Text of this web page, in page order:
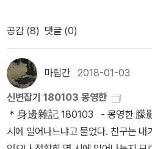
발견이 모두 같은 해에 일어났다고
라틴어로는 ‘아누스 미라빌리스’, 즉 ‘
는 꽤 오랜 세월이 걸린다. 그러나 뉴
어, 영향력을 가지고 뉴턴을 따르는 케
12년에 케임브리지대학에서 연구년을
에는 아직도 뉴턴을 ‘학문의 신’처럼
고 전한다. 또한 뉴턴을 찬미하는 에
여 책에 실었고, 뉴턴이 당시 사회적
입된 ‘공리 체계’와 같은 방식으로 ‘
칙’을 공리로 세운 다음, 그것을 기초
다룬 <자연철학의 수학적 원리>를
클리드가 <기하원론>, 톨레미가 <알
로 고대 학문을 근대 학문으로 탈바꿈
을 과학의 언어’라고 하는데, 수학이 갖
학이나 공학, 사회과학에 이르기까지
수단이기 때문이다. 쉽게 말해 공리
현실의 실생활에 당장 쓸모가 있는
이론이 맞기 때문에 그를 위대한 과학
위대한 과학자로 만들었다. 뉴턴이 위
어난 업적도 업적이지만, 영국이라는
학문 숭배가 그를 위대한 과학자로 만
국이라는 학문적 뒷배가 없었다면 그
있었을까. 뉴턴과 같이 미적분을 발명
를 받은 것과 비교하면, 영국이라는
젠가는 서구에도 체계적으로 소개될
으로 흥미롭긴 하므로. 우리가 (그 사
일컬어 과학이라 하지 않고, (오스트
지오반니 아리기의 '체계적 축적순환'
기본적 사고틀을 제공하는 '썰'로서 의
치를 점하지는 못한 것처럼(아리기는
질문명과 자본주의』보다는 『펠리페
'콘트라티예프 파동' 같은 것에 과학
가버렸으나 낮도 아닌 것이, 낮이 오지
낀 모습은 蠱惑하기만 한데, 그 살내
을 부르는 눈 속의 隱逸士같아, 선비가 그
限 (亶村孤翁 以次韻五友歌 作
非晝 晝不來而非夜霧姿態蠱惑
士召仙 令士慕 * Dawning (by maripkahn)It is not day wit
h night being over, it is not
공감 (8) 댓글 (0)
마립간 2018-01-03
신변잡기 180103 몽영한
* 身邊雜記 180103 - 몽영한 朦影限 친구가 내게 아침에 몇
시에 일어나느냐고 물었다. 친구는